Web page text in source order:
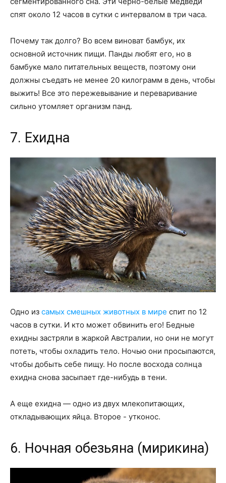
спят около 12 часов в сутки с интервалом в три часа.
Почему так долго? Во всем виноват бамбук, их
основной источник пищи. Панды любят его, но в
бамбуке мало питательных веществ, поэтому они
должны съедать не менее 20 килограмм в день, чтобы
выжить! Все это пережевывание и переваривание
сильно утомляет организм панд.
7. Ехидна
Одно из самых смешных животных в мире спит по 12
часов в сутки. И кто может обвинить его! Бедные
ехидны застряли в жаркой Австралии, но они не могут
потеть, чтобы охладить тело. Ночью они просыпаются,
чтобы добыть себе пищу. Но после восхода солнца
ехидна снова засыпает где-нибудь в тени.
А еще ехидна — одно из двух млекопитающих,
откладывающих яйца. Второе - утконос.
6. Ночная обезьяна (мирикина)